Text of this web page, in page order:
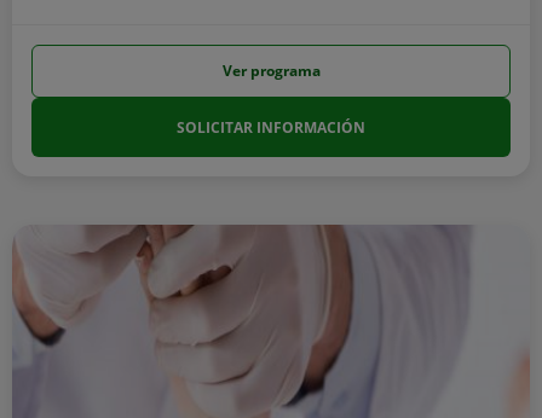
Ver programa
SOLICITAR INFORMACIÓN